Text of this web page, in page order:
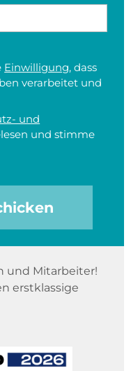
Einwilligung, dass
verarbeitet und
und
und stimme
und Mitarbeiter!
erstklassige